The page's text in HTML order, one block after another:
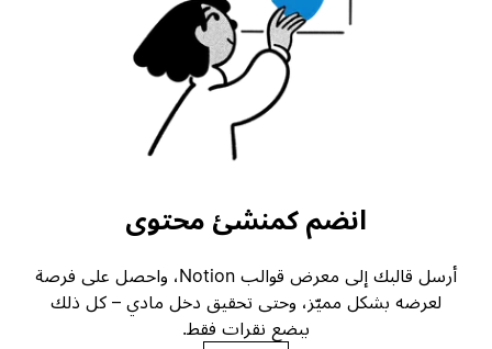
انضم كمنشئ محتوى
أرسل قالبك إلى معرض قوالب Notion، واحصل على فرصة
لعرضه بشكل مميّز، وحتى تحقيق دخل مادي – كل ذلك
ببضع نقرات فقط.